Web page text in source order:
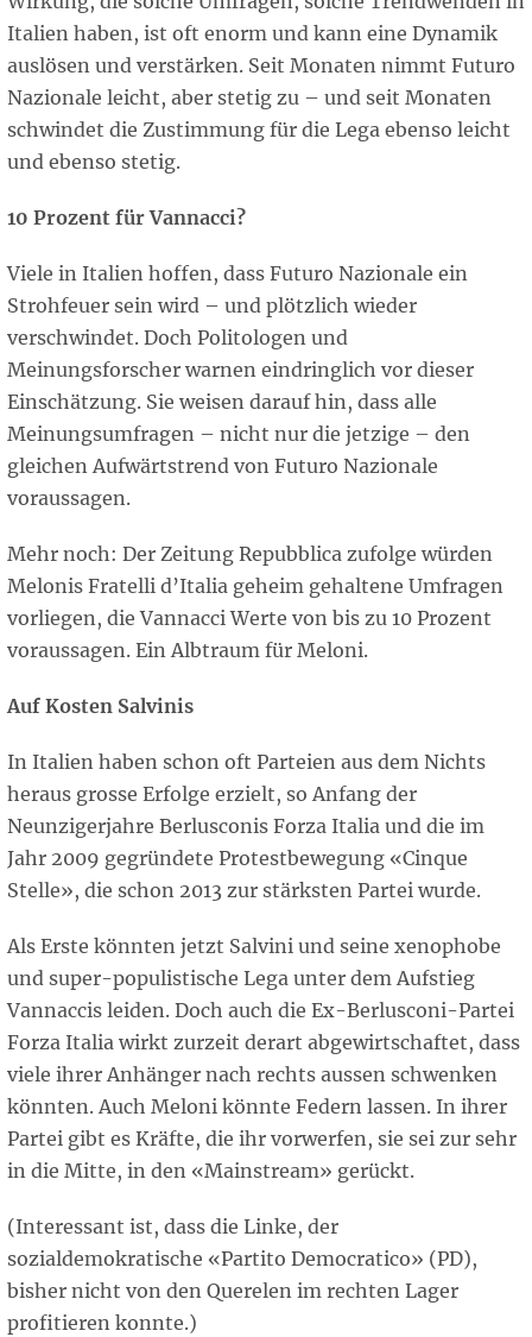
Italien haben, ist oft enorm und kann eine Dynamik
auslösen und verstärken. Seit Monaten nimmt Futuro
Nazionale leicht, aber stetig zu – und seit Monaten
schwindet die Zustimmung für die Lega ebenso leicht
und ebenso stetig.
10 Prozent für Vannacci?
Viele in Italien hoffen, dass Futuro Nazionale ein
Strohfeuer sein wird – und plötzlich wieder
verschwindet. Doch Politologen und
Meinungsforscher warnen eindringlich vor dieser
Einschätzung. Sie weisen darauf hin, dass alle
Meinungsumfragen – nicht nur die jetzige – den
gleichen Aufwärtstrend von Futuro Nazionale
voraussagen.
Mehr noch: Der Zeitung Repubblica zufolge würden
Melonis Fratelli d’Italia geheim gehaltene Umfragen
vorliegen, die Vannacci Werte von bis zu 10 Prozent
voraussagen. Ein Albtraum für Meloni.
Auf Kosten Salvinis
In Italien haben schon oft Parteien aus dem Nichts
heraus grosse Erfolge erzielt, so Anfang der
Neunzigerjahre Berlusconis Forza Italia und die im
Jahr 2009 gegründete Protestbewegung «Cinque
Stelle», die schon 2013 zur stärksten Partei wurde.
Als Erste könnten jetzt Salvini und seine xenophobe
und super-populistische Lega unter dem Aufstieg
Vannaccis leiden. Doch auch die Ex-Berlusconi-Partei
Forza Italia wirkt zurzeit derart abgewirtschaftet, dass
viele ihrer Anhänger nach rechts aussen schwenken
könnten. Auch Meloni könnte Federn lassen. In ihrer
Partei gibt es Kräfte, die ihr vorwerfen, sie sei zur sehr
in die Mitte, in den «Mainstream» gerückt.
(Interessant ist, dass die Linke, der
sozialdemokratische «Partito Democratico» (PD),
bisher nicht von den Querelen im rechten Lager
profitieren konnte.)